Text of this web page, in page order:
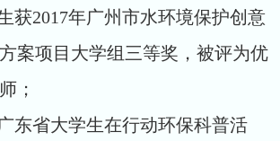
获2017年广州市水环境保护创意
案项目大学组 三等奖，被评为优
；
东省大学生在行动环保科普活